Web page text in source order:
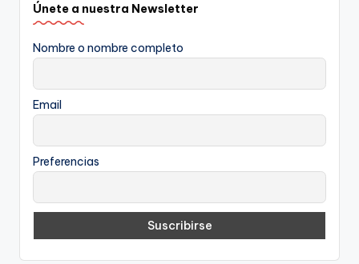
Únete a nuestra Newsletter
Nombre o nombre completo
Email
Preferencias